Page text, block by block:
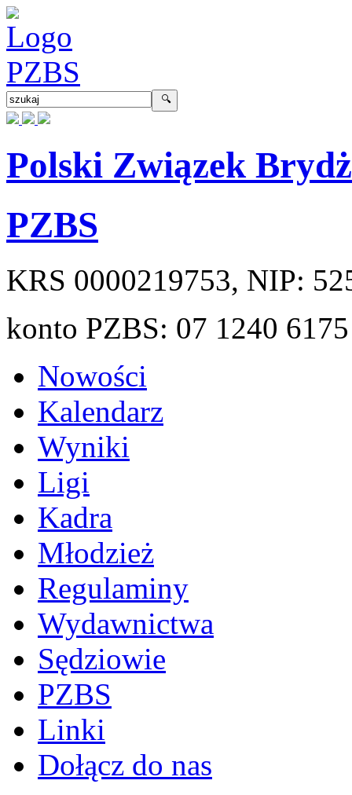
Polski Związek
PZBS
KRS 0000219753, NIP:
konto PZBS: 07 1240
Nowości
Kalendarz
Wyniki
Ligi
Kadra
Młodzież
Regulaminy
Wydawnictwa
Sędziowie
PZBS
Linki
Dołącz do nas